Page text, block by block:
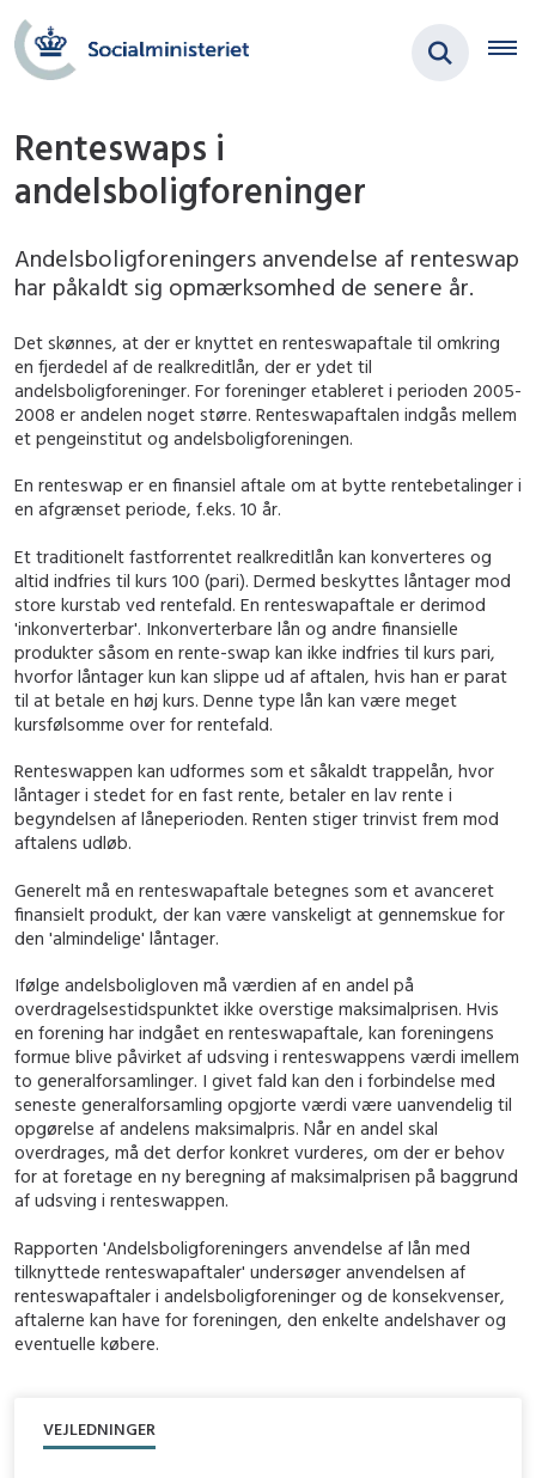
Renteswaps i
andelsboligforeninger
Andelsboligforeningers anvendelse af renteswap
har påkaldt sig opmærksomhed de senere år.
Det skønnes, at der er knyttet en renteswapaftale til omkring
en fjerdedel af de realkreditlån, der er ydet til
andelsboligforeninger. For foreninger etableret i perioden 2005-
2008 er andelen noget større. Renteswapaftalen indgås mellem
et pengeinstitut og andelsboligforeningen.
En renteswap er en finansiel aftale om at bytte rentebetalinger i
en afgrænset periode, f.eks. 10 år.
Et traditionelt fastforrentet realkreditlån kan konverteres og
altid indfries til kurs 100 (pari). Dermed beskyttes låntager mod
store kurstab ved rentefald. En renteswapaftale er derimod
'inkonverterbar'. Inkonverterbare lån og andre finansielle
produkter såsom en rente-swap kan ikke indfries til kurs pari,
hvorfor låntager kun kan slippe ud af aftalen, hvis han er parat
til at betale en høj kurs. Denne type lån kan være meget
kursfølsomme over for rentefald.
Renteswappen kan udformes som et såkaldt trappelån, hvor
låntager i stedet for en fast rente, betaler en lav rente i
begyndelsen af låneperioden. Renten stiger trinvist frem mod
aftalens udløb.
Generelt må en renteswapaftale betegnes som et avanceret
finansielt produkt, der kan være vanskeligt at gennemskue for
den 'almindelige' låntager.
Ifølge andelsboligloven må værdien af en andel på
overdragelsestidspunktet ikke overstige maksimalprisen. Hvis
en forening har indgået en renteswapaftale, kan foreningens
formue blive påvirket af udsving i renteswappens værdi imellem
to generalforsamlinger. I givet fald kan den i forbindelse med
seneste generalforsamling opgjorte værdi være uanvendelig til
opgørelse af andelens maksimalpris. Når en andel skal
overdrages, må det derfor konkret vurderes, om der er behov
for at foretage en ny beregning af maksimalprisen på baggrund
af udsving i renteswappen.
Rapporten 'Andelsboligforeningers anvendelse af lån med
tilknyttede renteswapaftaler' undersøger anvendelsen af
renteswapaftaler i andelsboligforeninger og de konsekvenser,
aftalerne kan have for foreningen, den enkelte andelshaver og
eventuelle købere.
VEJLEDNINGER